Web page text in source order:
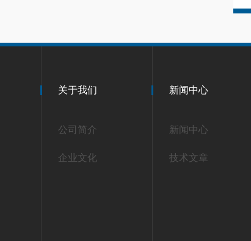
关于我们
公司简介
企业文化
新闻中心
新闻中心
技术文章